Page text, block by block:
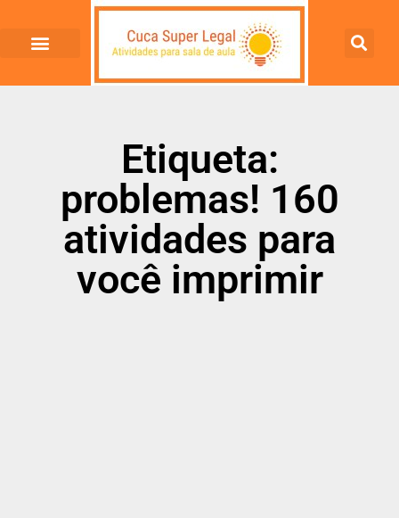
Etiqueta:
problemas! 160
atividades para
você imprimir